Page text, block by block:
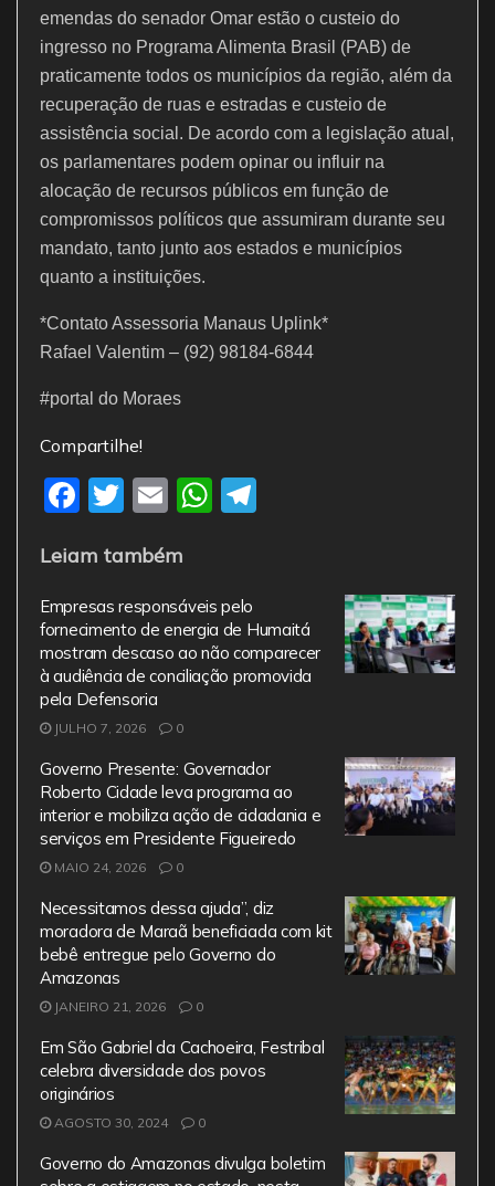
emendas do senador Omar estão o custeio do
ingresso no Programa Alimenta Brasil (PAB) de
praticamente todos os municípios da região, além da
recuperação de ruas e estradas e custeio de
assistência social. De acordo com a legislação atual,
os parlamentares podem opinar ou influir na
alocação de recursos públicos em função de
compromissos políticos que assumiram durante seu
mandato, tanto junto aos estados e municípios
quanto a instituições.
*Contato Assessoria Manaus Uplink*
Rafael Valentim – (92) 98184-6844
#portal do Moraes
Compartilhe!
F
c
e
b
o
o
k
T
itt
er
E
ai
l
W
s
A
p
a
m
Leiam também
Empresas responsáveis pelo
fornecimento de energia de Humaitá
mostram descaso ao não comparecer
à audiência de conciliação promovida
pela Defensoria
JULHO 7, 2026 0
Governo Presente: Governador
Roberto Cidade leva programa ao
interior e mobiliza ação de cidadania e
serviços em Presidente Figueiredo
MAIO 24, 2026 0
Necessitamos dessa ajuda”, diz
moradora de Maraã beneficiada com kit
bebê entregue pelo Governo do
Amazonas
JANEIRO 21, 2026 0
Em São Gabriel da Cachoeira, Festribal
celebra diversidade dos povos
originários
AGOSTO 30, 2024 0
Governo do Amazonas divulga boletim